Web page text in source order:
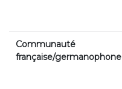
Communauté
française/germanophone